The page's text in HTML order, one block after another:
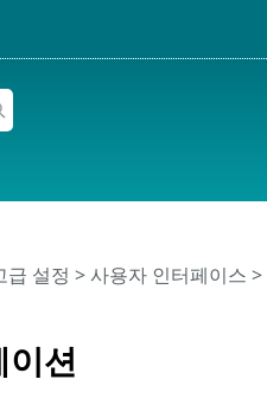
션
급 설정 >사용자 인터페이스 >